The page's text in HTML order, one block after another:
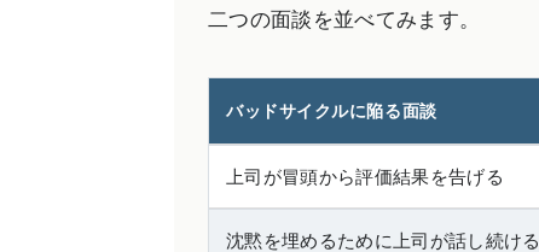
二つの面談を並べてみます。
バッドサイクルに陥る面談
上司が冒頭から評価結果を告げる
沈黙を埋めるために上司が話し続ける